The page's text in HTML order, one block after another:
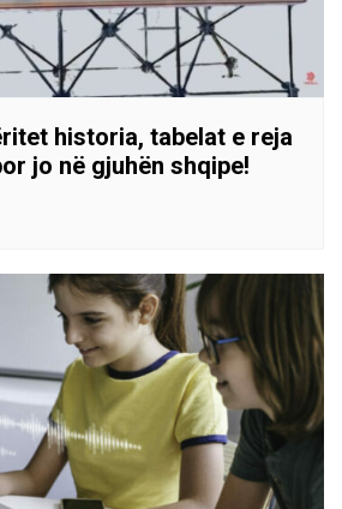
historia, tabelat e reja
jo në gjuhën shqipe!